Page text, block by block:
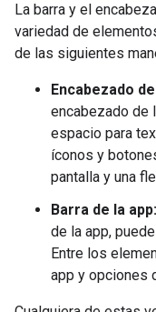
La barra y el
variedad de
de las siguientes
Encabezado
encabezado de
espacio para
íconos y
pantalla y una
Barra de la app:
de la app,
Entre los
app y opciones